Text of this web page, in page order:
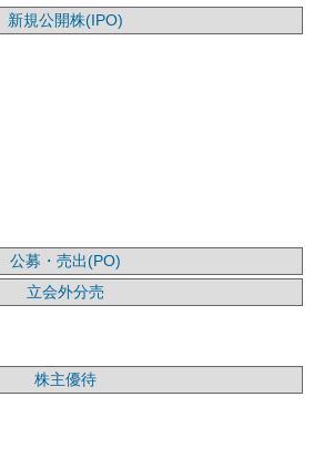
新規公開株(IPO)
公募・売出(PO)
立会外分売
株主優待